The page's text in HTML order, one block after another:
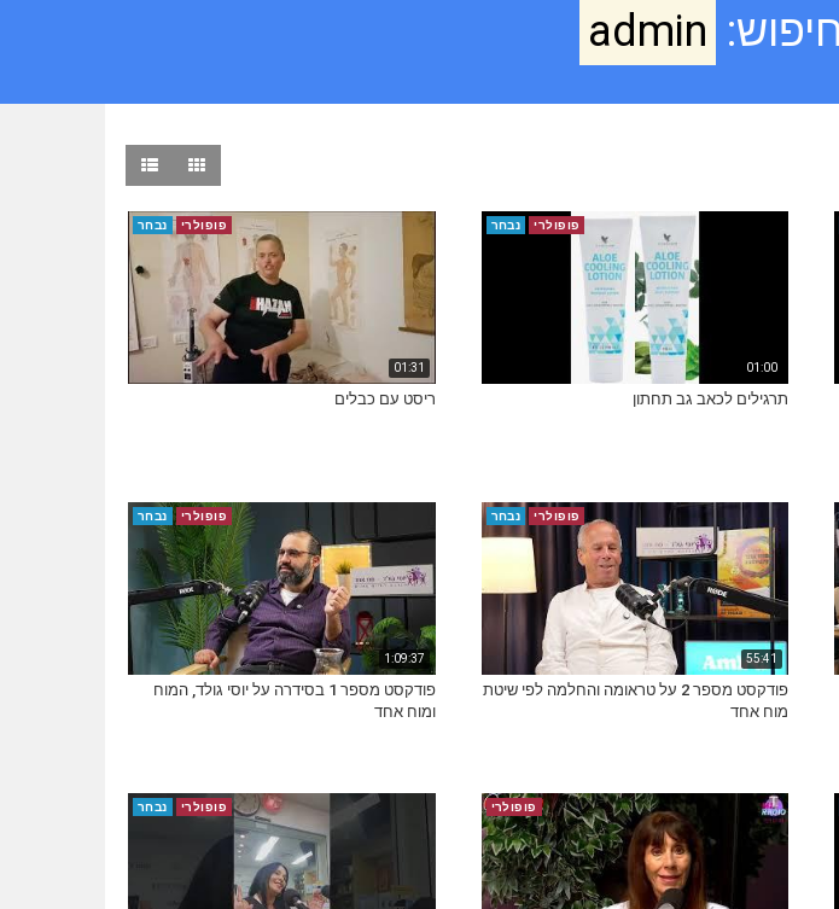
admin
01:00
פופולרי נבחר
תרגילים לכאב גב תחתון
01:31
פופולרי נבחר
ריסט עם כבלים
55:41
פופולרי נבחר
פודקסט מספר 2 על טראומה והחלמה לפי שיטת
מוח אחד
1:09:37
פופולרי נבחר
פודקסט מספר 1 בסידרה על יוסי גולד, המוח
ומוח אחד
פופולרי פופולרי נבחר